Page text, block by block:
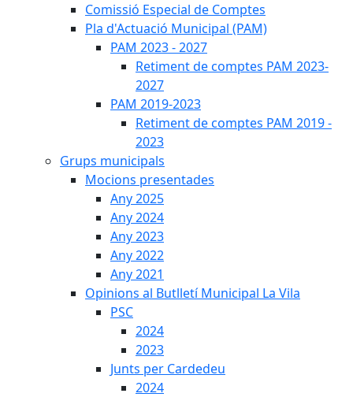
Comissió Especial de Comptes
Pla d'Actuació Municipal (PAM)
PAM 2023 - 2027
Retiment de comptes PAM 2023-
2027
PAM 2019-2023
Retiment de comptes PAM 2019 -
2023
Grups municipals
Mocions presentades
Any 2025
Any 2024
Any 2023
Any 2022
Any 2021
Opinions al Butlletí Municipal La Vila
PSC
2024
2023
Junts per Cardedeu
2024